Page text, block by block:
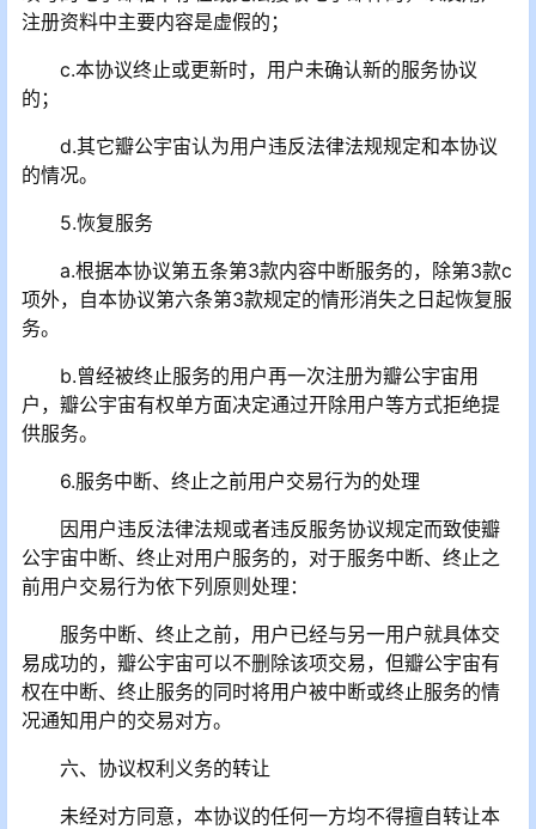
注册资料中主要内容是虚假的；
c.本协议终止或更新时，用户未确认新的服务协议
的；
d.其它瓣公宇宙认为用户违反法律法规规定和本协议
的情况。
5.恢复服务
a.根据本协议第五条第3款内容中断服务的，除第3款c
项外，自本协议第六条第3款规定的情形消失之日起恢复服
务。
b.曾经被终止服务的用户再一次注册为瓣公宇宙用
户，瓣公宇宙有权单方面决定通过开除用户等方式拒绝提
供服务。
6.服务中断、终止之前用户交易行为的处理
因用户违反法律法规或者违反服务协议规定而致使瓣
公宇宙中断、终止对用户服务的，对于服务中断、终止之
前用户交易行为依下列原则处理：
服务中断、终止之前，用户已经与另一用户就具体交
易成功的，瓣公宇宙可以不删除该项交易，但瓣公宇宙有
权在中断、终止服务的同时将用户被中断或终止服务的情
况通知用户的交易对方。
六、协议权利义务的转让
未经对方同意，本协议的任何一方均不得擅自转让本